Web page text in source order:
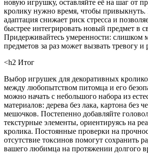
новую игрушку, оставляйте её на шаг от
кролику нужно время, чтобы привыкнуть.
адаптация снижает риск стресса и
быстрее интегрировать новый предмет в
Придерживайтесь умеренности: слишком
предметов за раз может вызвать тревогу и
<h2 Итог
Выбор игрушек для декоративных
между любопытством питомца и его
можно начать с небольшого набора из
материалов: дерева без лака, картона без
мешочков. Постепенно добавляйте
текстурные элементы, ориентируясь на
кролика. Постоянные проверки на
отсутствие токсинов помогут сохранить
вашего любимца на протяжении долгого